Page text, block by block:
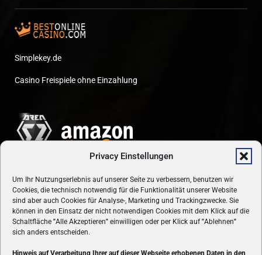
Privacy Einstellungen
Um Ihr Nutzungserlebnis auf unserer Seite zu verbessern, benutzen wir
Cookies, die technisch notwendig für die Funktionalität unserer Website
sind aber auch Cookies für Analyse-, Marketing und Trackingzwecke. Sie
können in den Einsatz der nicht notwendigen Cookies mit dem Klick auf die
Schaltfläche "Alle Akzeptieren" einwilligen oder per Klick auf"Ablehnen"
sich anders entscheiden.
Hinweis auf Verarbeitung Ihrer auf dieser Webseite erhobenen Daten in den
Simplekey.de
Casino Freispiele ohne Einzahlung